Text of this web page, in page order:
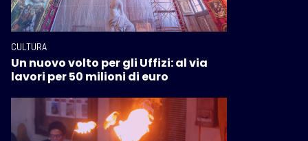
CULTURA
Un nuovo volto per gli Uffizi: al via
lavori per 50 milioni di euro